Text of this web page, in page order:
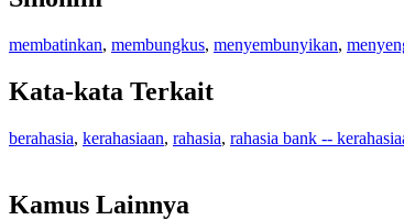
membatinkan, membungkus, menyembunyikan,
Kata-kata Terkait
berahasia, kerahasiaan, rahasia, rahasia bank --
Kamus Lainnya